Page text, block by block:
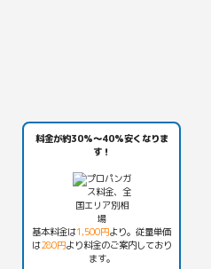
料金が約30%〜40%安くなりま
す！
基本料金は1,500円より。従量単価
は280円より料金のご案内しており
ます。